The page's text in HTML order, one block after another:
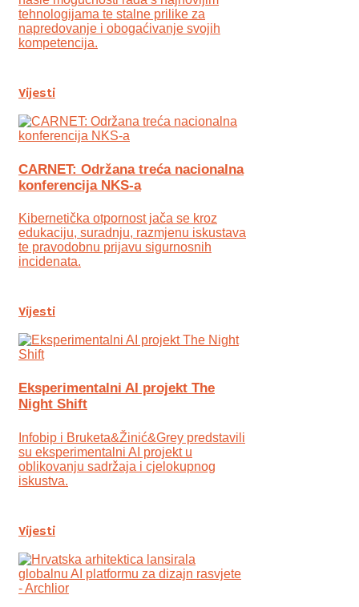
tehnologijama te stalne prilike za
napredovanje i obogaćivanje svojih
kompetencija.
Vijesti
CARNET: Održana treća nacionalna
konferencija NKS-a
Kibernetička otpornost jača se kroz
edukaciju, suradnju, razmjenu iskustava
te pravodobnu prijavu sigurnosnih
incidenata.
Vijesti
Eksperimentalni AI projekt The
Night Shift
Infobip i Bruketa&Žinić&Grey predstavili
su eksperimentalni AI projekt u
oblikovanju sadržaja i cjelokupnog
iskustva.
Vijesti